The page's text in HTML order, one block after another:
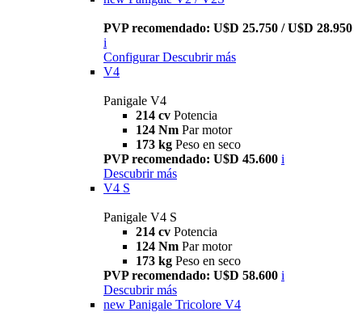
PVP recomendado: U$D 25.750 / U$D 28.950
i
Configurar Descubrir más
V4
Panigale V4
214 cv Potencia
124 Nm Par motor
173 kg Peso en seco
PVP recomendado: U$D 45.600 i
Descubrir más
V4 S
Panigale V4 S
214 cv Potencia
124 Nm Par motor
173 kg Peso en seco
PVP recomendado: U$D 58.600 i
Descubrir más
new Panigale Tricolore V4